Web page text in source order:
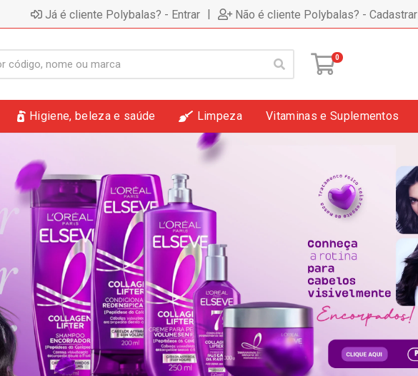
Já é cliente Polybalas? - Entrar | Não é cliente Polybalas? - Cadastrar
0
Higiene, beleza e saúde Limpeza Vitaminas e Suplementos